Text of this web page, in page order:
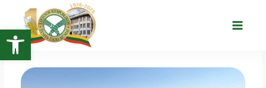
Open toolbar
turinio
Main